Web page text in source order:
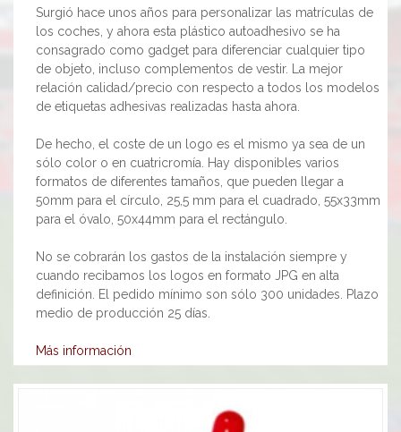
Surgió hace unos años para personalizar las matrículas de
los coches, y ahora esta plástico autoadhesivo se ha
consagrado como gadget para diferenciar cualquier tipo
de objeto, incluso complementos de vestir. La mejor
relación calidad/precio con respecto a todos los modelos
de etiquetas adhesivas realizadas hasta ahora.
De hecho, el coste de un logo es el mismo ya sea de un
sólo color o en cuatricromía. Hay disponibles varios
formatos de diferentes tamaños, que pueden llegar a
50mm para el círculo, 25,5 mm para el cuadrado, 55x33mm
para el óvalo, 50x44mm para el rectángulo.
No se cobrarán los gastos de la instalación siempre y
cuando recibamos los logos en formato JPG en alta
definición. El pedido mínimo son sólo 300 unidades. Plazo
medio de producción 25 días.
Más información